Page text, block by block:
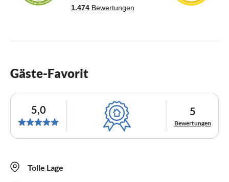
Gäste-Favorit
5,0 5
Bewertungen
Tolle Lage